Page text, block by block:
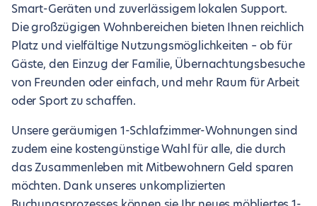
Smart-Geräten und zuverlässigem lokalen Support.
Die großzügigen Wohnbereichen bieten Ihnen reichlich
Platz und vielfältige Nutzungsmöglichkeiten – ob für
Gäste, den Einzug der Familie, Übernachtungsbesuche
von Freunden oder einfach, und mehr Raum für Arbeit
oder Sport zu schaffen.
Unsere geräumigen 1-Schlafzimmer-Wohnungen sind
zudem eine kostengünstige Wahl für alle, die durch
das Zusammenleben mit Mitbewohnern Geld sparen
möchten. Dank unseres unkomplizierten